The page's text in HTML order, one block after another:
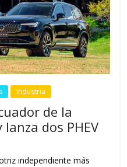
Industria
de la
dos PHEV
independiente más